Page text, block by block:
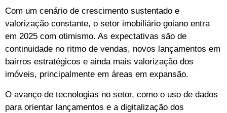
Com um cenário de crescimento sustentado e
valorização constante, o setor imobiliário goiano entra
em 2025 com otimismo. As expectativas são de
continuidade no ritmo de vendas, novos lançamentos em
bairros estratégicos e ainda mais valorização dos
imóveis, principalmente em áreas em expansão.
O avanço de tecnologias no setor, como o uso de dados
para orientar lançamentos e a digitalização dos